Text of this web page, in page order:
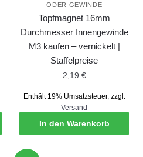
ODER GEWINDE
Topfmagnet 16mm
Durchmesser Innengewinde
M3 kaufen – vernickelt |
Staffelpreise
2,19 €
Enthält 19% Umsatzsteuer, zzgl.
Versand
In den Warenkorb